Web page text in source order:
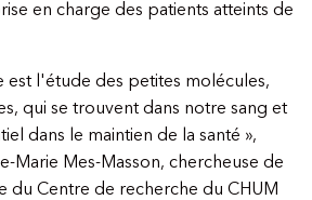
en charge des patients atteints de
est l'étude des petites molécules,
qui se trouvent dans notre sang et
dans le maintien de la santé »,
Marie Mes-Masson, chercheuse de
du Centre de recherche du CHUM